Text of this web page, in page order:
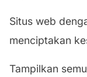
Situs web
menciptakan
Tampilkan